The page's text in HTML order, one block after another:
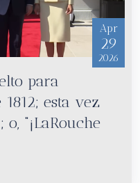
Apr
29
2026
para
esta vez
“¡LaRouche